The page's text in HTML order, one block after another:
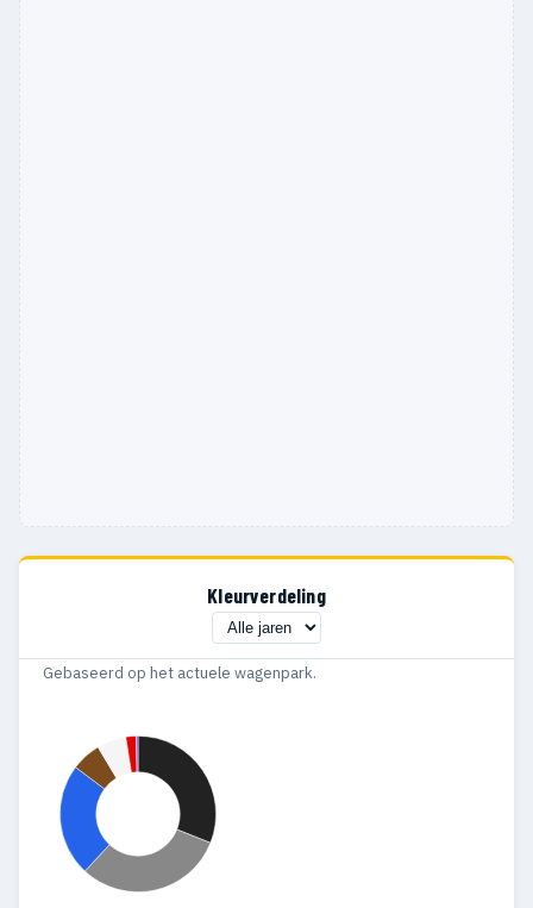
Kleurverdeling
Gebaseerd op het actuele wagenpark.